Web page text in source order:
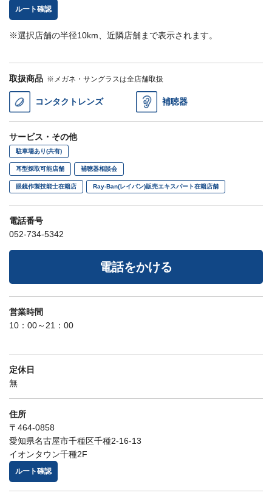
取扱商品 ※メガネ・サングラスは全店舗取扱
コンタクトレンズ 補聴器
サービス・その他
駐車場あり(共有)
耳型採取可能店舗 補聴器相談会
眼鏡作製技能士在籍店 Ray-Ban(レイバン)販売エキスパート在籍店舗
電話番号
052-734-5342
電話をかける
営業時間
10：00～21：00
定休日
無
住所
〒464-0858
愛知県名古屋市千種区千種2-16-13
イオンタウン千種2F
ルート確認
ルート確認
※選択店舗の半径10km、近隣店舗まで表示されます。